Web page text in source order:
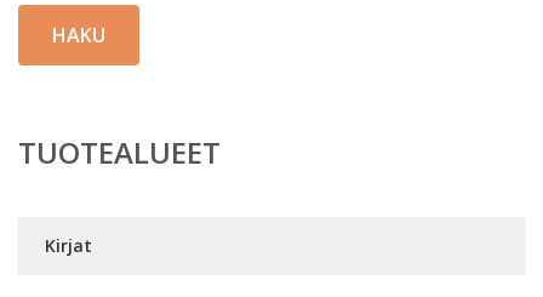
HAKU
TUOTEALUEET
Kirjat